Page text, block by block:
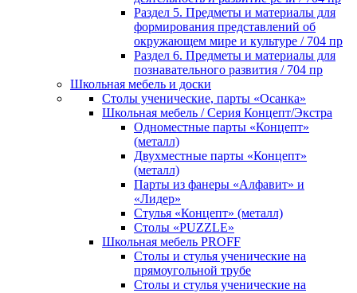
Раздел 5. Предметы и материалы для
формирования представлений об
окружающем мире и культуре / 704 пр
Раздел 6. Предметы и материалы для
познавательного развития / 704 пр
Школьная мебель и доски
Столы ученические, парты «Осанка»
Школьная мебель / Серия Концепт/Экстра
Одноместные парты «Концепт»
(металл)
Двухместные парты «Концепт»
(металл)
Парты из фанеры «Алфавит» и
«Лидер»
Стулья «Концепт» (металл)
Столы «PUZZLE»
Школьная мебель PROFF
Столы и стулья ученические на
прямоугольной трубе
Столы и стулья ученические на